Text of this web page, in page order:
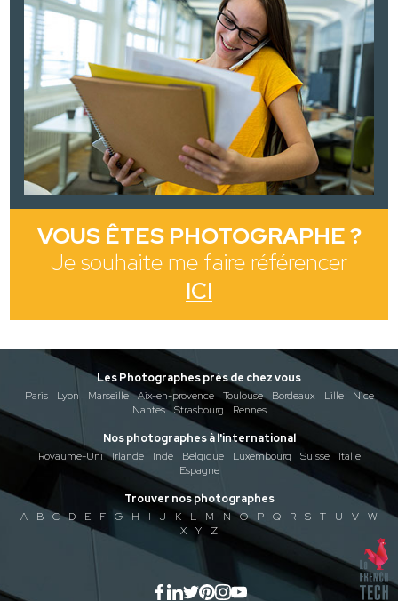
VOUS ÊTES PHOTOGRAPHE ?
Je souhaite me faire référencer
ICI
Les Photographes près de chez vous
Paris
Lyon Marseille Aix-en-provence Toulouse Bordeaux Lille
Nice
Nantes
Strasbourg
Rennes
Nos photographes à l'international
Royaume-Uni
Irlande Inde Belgique Luxembourg Suisse
Italie
Espagne
Trouver nos photographes
A
B C D E F G H I J K L M N O P Q R S T U V
W
X
Y Z